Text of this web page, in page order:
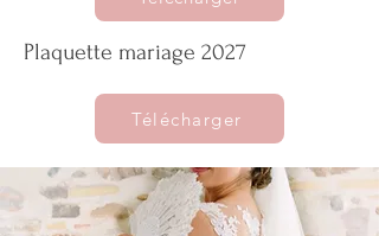
Plaquette mariage 2027
Télécharger